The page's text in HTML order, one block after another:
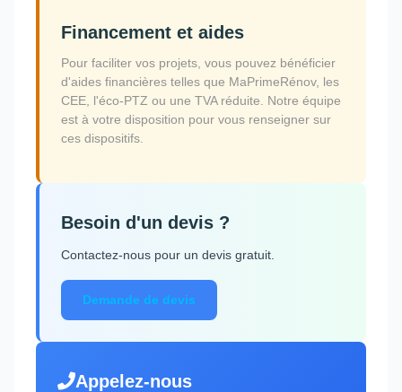
Financement et aides
Pour faciliter vos projets, vous pouvez bénéficier
d'aides financières telles que MaPrimeRénov, les
CEE, l'éco-PTZ ou une TVA réduite. Notre équipe
est à votre disposition pour vous renseigner sur
ces dispositifs.
Besoin d'un devis ?
Contactez-nous pour un devis gratuit.
Demande de devis
Appelez-nous